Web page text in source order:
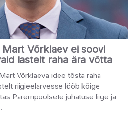
Võrklaev ei soovi
lastelt raha ära võtta
Võrklaeva idee tõsta raha
riigieelarvesse lööb kõige
Parempoolsete juhatuse liige ja